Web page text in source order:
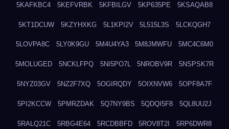
5KAFKBC4 5KEFVRBK 5KFBILGV 5KP635PE 5KSAQAB8
5KT1DCUW 5KZYHXKG 5L1KPI2V 5L515L3S 5LCKQGH7
5LOVPA8C 5LY0K9GU 5M4U4YA3 5M8JMWFU 5MC4C6M0
5MOLUGED 5NCKLFPQ 5NI5PO7L 5NROBV9R 5NSPSK7R
5NYZ03GV 5NZ2F7XQ 5OGIRQDY 5OIXNVW6 5OPF8A7F
5PI2KCCW 5PMRZDAK 5Q7NY9BS 5QDQI5F8 5QL8UU2J
5RALQ21C 5RBG4E64 5RCDBBFD 5ROV8T2I 5RP6DWR8